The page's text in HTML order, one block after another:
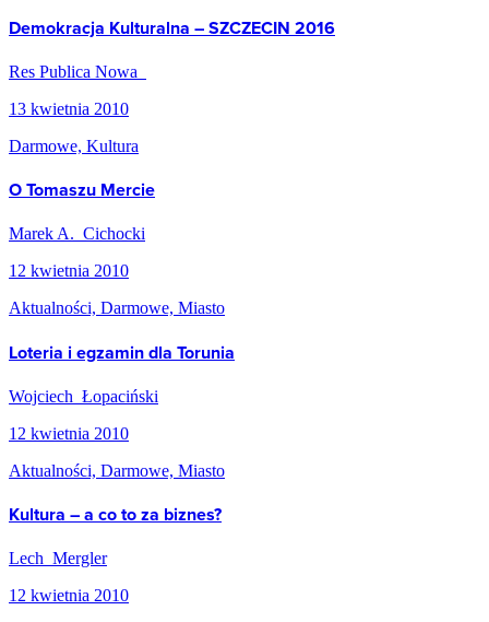
Demokracja Kulturalna – SZCZECIN 2016
Res Publica Nowa
13 kwietnia 2010
Darmowe, Kultura
O Tomaszu Mercie
Marek A. Cichocki
12 kwietnia 2010
Aktualności, Darmowe, Miasto
Loteria i egzamin dla Torunia
Wojciech Łopaciński
12 kwietnia 2010
Aktualności, Darmowe, Miasto
Kultura – a co to za biznes?
Lech Mergler
12 kwietnia 2010